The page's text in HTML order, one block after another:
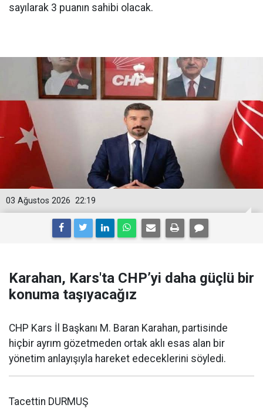
sayılarak 3 puanın sahibi olacak.
22:19
03 Ağustos 2026
Karahan, Kars'ta CHP’yi daha güçlü bir
konuma taşıyacağız
CHP Kars İl Başkanı M. Baran Karahan, partisinde
hiçbir ayrım gözetmeden ortak aklı esas alan bir
yönetim anlayışıyla hareket edeceklerini söyledi.
Tacettin DURMUŞ